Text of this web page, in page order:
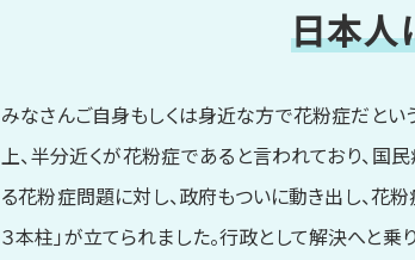
日本人
みなさんご自身もしくは身近な方で花粉症だとい
上、半分近くが花粉症であると言われており、国
る花粉症問題に対し、政府もついに動き出し、
３本柱」が立てられました。行政として解決へと乗